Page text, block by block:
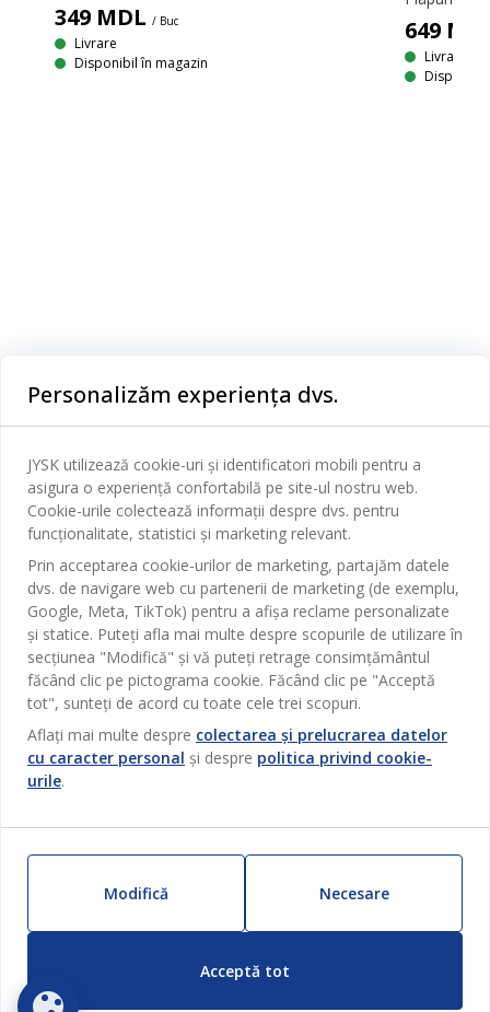
349 MDL/ Buc
Livrare
Disponibil în magazin
649
Livrare
Disponibil
Birou
Sufragerie
Bucătărie
Depozitare
Perdele
Grădină
Pentru casă
Outlet
Produse noi
ZILNIC PREȚ MIC
Contact Relații Clienți
Magazine și program
Broșură
Termeni si conditii vânzări online
Garantia prețului
Garanția Produselor
Politica de confidentialitate
Card cadou
Reclamații
JYSK
Despre JYSK
JYSK.com
Presă
Locuri de muncă
Newsletter
Inspirație
SEDIU CENTRAL
TAROL-DD S.R.L. str. Jubiliara, 41A mun. Chișinău, Republica
Moldova
JYSK BUSINESS TO BUSINESS
Vânzări și relații clienți persoane juridice
Telefon: 060 531 531
E-mail: jysk@jysk.md
JYSK RELAȚII CLIENȚI
Contact Relații Clienți
Telefon: 022 022 030
E-mail: support@jysk.md
Urmărește Jysk
Personalizăm experiența dvs.
JYSK utilizează cookie-uri și identificatori mobili pentru a
asigura o experiență confortabilă pe site-ul nostru web.
Cookie-urile colectează informații despre dvs. pentru
funcționalitate, statistici și marketing relevant.
Prin acceptarea cookie-urilor de marketing, partajăm datele
dvs. de navigare web cu partenerii de marketing (de exemplu,
Google, Meta, TikTok) pentru a afișa reclame personalizate
și statice. Puteți afla mai multe despre scopurile de utilizare în
secțiunea "Modifică" și vă puteți retrage consimțământul
făcând clic pe pictograma cookie. Făcând clic pe "Acceptă
tot", sunteți de acord cu toate cele trei scopuri.
Aflați mai multe despre colectarea și prelucrarea datelor
cu caracter personal și despre politica privind cookie-
urile.
Modifică Necesare
Acceptă tot